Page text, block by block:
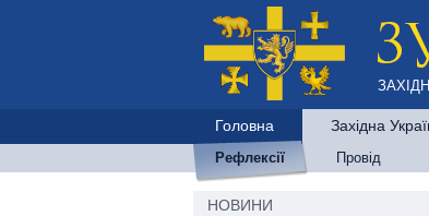
Головна Західна
Рефлексії Провід
НОВИНИ